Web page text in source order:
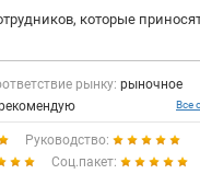
которые
рынку: рыночное
Все
Руководство:
Соц.пакет: